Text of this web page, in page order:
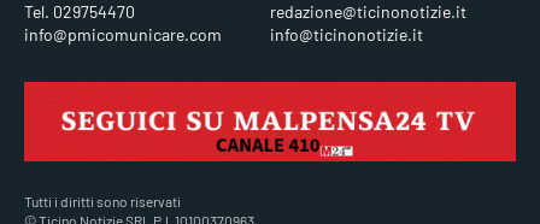
Tel. 029754470
info@pmicomunicare.com
redazione@ticinonotizie.it
info@ticinonotizie.it
Tutti i diritti sono riservati